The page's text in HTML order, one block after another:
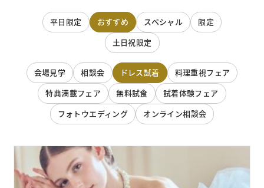
平日限定 おすすめ スペシャル
限定
土日祝限定
会場見学 相談会 ドレス試着
料理重視フェア
特典満載フェア
無料試食
試着体験フェア
フォトウエディング
オンライン相談会